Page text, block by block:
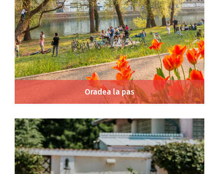
Oradea la pas